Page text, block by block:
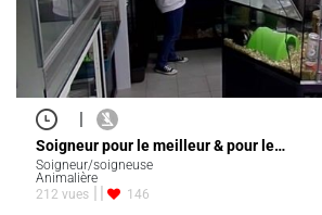
|
Soigneur pour le meilleur & pour le…
Soigneur/soigneuse
Animalière
212 vues
146